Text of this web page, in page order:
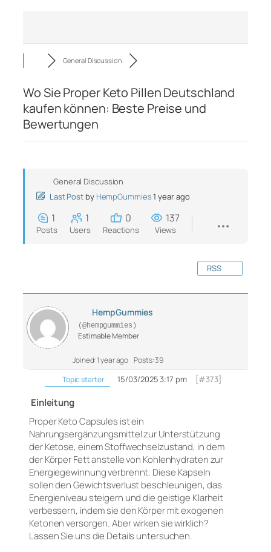
General Discussion
Wo Sie Proper Keto Pillen Deutschland
kaufen können: Beste Preise und
Bewertungen
General Discussion
Last Post by HempGummies1 year ago
1
Posts
1
Users
0
Reactions
137
Views
RSS
HempGummies
(@hempgummies)
Estimable Member
Joined: 1 year ago Posts: 39
Topic starter
15/03/2025 3:17 pm [#373]
Einleitung
Proper Keto Capsules ist ein
Nahrungsergänzungsmittel zur Unterstützung
der Ketose, einem Stoffwechselzustand, in dem
der Körper Fett anstelle von Kohlenhydraten zur
Energiegewinnung verbrennt. Diese Kapseln
sollen den Gewichtsverlust beschleunigen, das
Energieniveau steigern und die geistige Klarheit
verbessern, indem sie den Körper mit exogenen
Ketonen versorgen. Aber wirken sie wirklich?
Lassen Sie uns die Details untersuchen.